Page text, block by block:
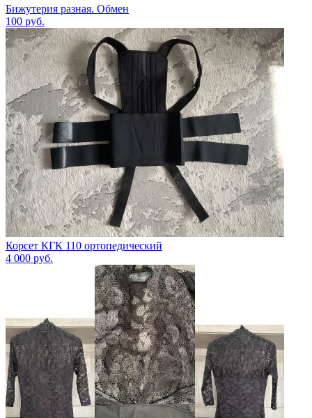
Бижутерия разная. Обмен
100 руб.
Корсет КГК 110 ортопедический
4 000 руб.